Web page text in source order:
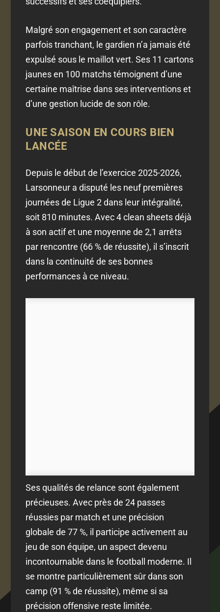
Malgré son engagement et son caractère
parfois tranchant, le gardien n’a jamais été
expulsé sous le maillot vert. Ses 11 cartons
jaunes en 100 matchs témoignent d’une
certaine maîtrise dans ses interventions et
d’une gestion lucide de son rôle.
UNE SAISON EN COURS BIEN
LANCÉE
Depuis le début de l’exercice 2025-2026,
Larsonneur a disputé les neuf premières
journées de Ligue 2 dans leur intégralité,
soit 810 minutes. Avec 4 clean sheets déjà
à son actif et une moyenne de 2,1 arrêts
par rencontre (66 % de réussite), il s’inscrit
dans la continuité de ses bonnes
performances à ce niveau.
Ses qualités de relance sont également
précieuses. Avec près de 24 passes
réussies par match et une précision
globale de 77 %, il participe activement au
jeu de son équipe, un aspect devenu
incontournable dans le football moderne. Il
se montre particulièrement sûr dans son
camp (91 % de réussite), même si sa
précision offensive reste limitée.